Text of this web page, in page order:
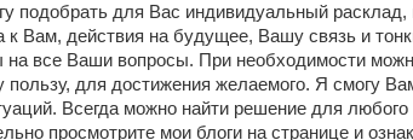
подобрать для Вас индивидуальный
к Вам, действия на будущее, Вашу связь и
на все Ваши вопросы. При необходимости
для достижения желаемого. Я смогу
Всегда можно найти решение для
просмотрите мои блоги на странице и